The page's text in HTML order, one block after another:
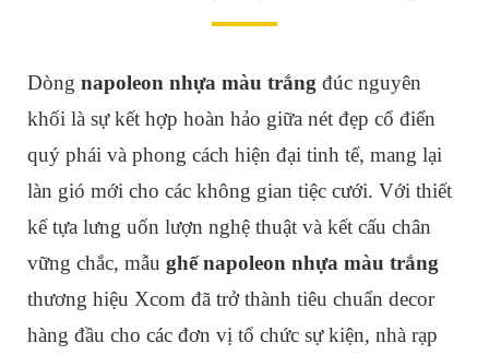
Dòng napoleon nhựa màu trắng đúc nguyên
khối là sự kết hợp hoàn hảo giữa nét đẹp cổ điển
quý phái và phong cách hiện đại tinh tế, mang lại
làn gió mới cho các không gian tiệc cưới. Với thiết
kế tựa lưng uốn lượn nghệ thuật và kết cấu chân
vững chắc, mẫu ghế napoleon nhựa màu trắng
thương hiệu Xcom đã trở thành tiêu chuẩn decor
hàng đầu cho các đơn vị tổ chức sự kiện, nhà rạp